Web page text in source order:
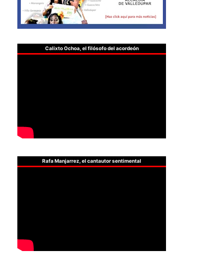
Calixto Ochoa, el filósofo del acordeón
Rafa Manjarrez, el cantautor sentimental